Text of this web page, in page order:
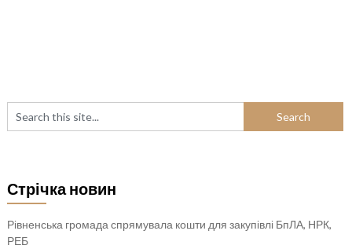
Стрічка новин
Рівненська громада спрямувала кошти для закупівлі БпЛА, НРК,
РЕБ